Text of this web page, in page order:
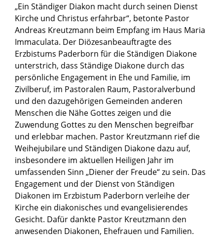
„Ein Ständiger Diakon macht durch seinen Dienst
Kirche und Christus erfahrbar“, betonte Pastor
Andreas Kreutzmann beim Empfang im Haus Maria
Immaculata. Der Diözesanbeauftragte des
Erzbistums Paderborn für die Ständigen Diakone
unterstrich, dass Ständige Diakone durch das
persönliche Engagement in Ehe und Familie, im
Zivilberuf, im Pastoralen Raum, Pastoralverbund
und den dazugehörigen Gemeinden anderen
Menschen die Nähe Gottes zeigen und die
Zuwendung Gottes zu den Menschen begreifbar
und erlebbar machen. Pastor Kreutzmann rief die
Weihejubilare und Ständigen Diakone dazu auf,
insbesondere im aktuellen Heiligen Jahr im
umfassenden Sinn „Diener der Freude“ zu sein. Das
Engagement und der Dienst von Ständigen
Diakonen im Erzbistum Paderborn verleihe der
Kirche ein diakonisches und evangelisierendes
Gesicht. Dafür dankte Pastor Kreutzmann den
anwesenden Diakonen, Ehefrauen und Familien.